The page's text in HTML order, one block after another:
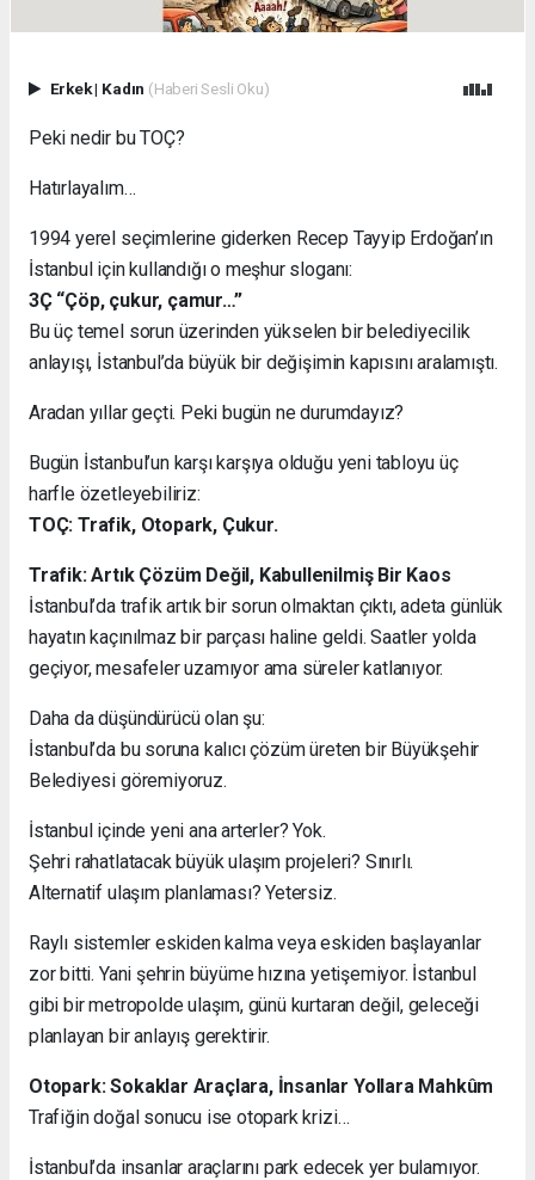
Erkek| Kadın (Haberi Sesli Oku)
Peki nedir bu TOÇ?
Hatırlayalım…
1994 yerel seçimlerine giderken Recep Tayyip Erdoğan’ın
İstanbul için kullandığı o meşhur sloganı:
3Ç “Çöp, çukur, çamur…”
Bu üç temel sorun üzerinden yükselen bir belediyecilik
anlayışı, İstanbul’da büyük bir değişimin kapısını aralamıştı.
Aradan yıllar geçti. Peki bugün ne durumdayız?
Bugün İstanbul’un karşı karşıya olduğu yeni tabloyu üç
harfle özetleyebiliriz:
TOÇ: Trafik, Otopark, Çukur.
Trafik: Artık Çözüm Değil, Kabullenilmiş Bir Kaos
İstanbul’da trafik artık bir sorun olmaktan çıktı, adeta günlük
hayatın kaçınılmaz bir parçası haline geldi. Saatler yolda
geçiyor, mesafeler uzamıyor ama süreler katlanıyor.
Daha da düşündürücü olan şu:
İstanbul’da bu soruna kalıcı çözüm üreten bir Büyükşehir
Belediyesi göremiyoruz.
İstanbul içinde yeni ana arterler? Yok.
Şehri rahatlatacak büyük ulaşım projeleri? Sınırlı.
Alternatif ulaşım planlaması? Yetersiz.
Raylı sistemler eskiden kalma veya eskiden başlayanlar
zor bitti. Yani şehrin büyüme hızına yetişemiyor. İstanbul
gibi bir metropolde ulaşım, günü kurtaran değil, geleceği
planlayan bir anlayış gerektirir.
Otopark: Sokaklar Araçlara, İnsanlar Yollara Mahkûm
Trafiğin doğal sonucu ise otopark krizi…
İstanbul’da insanlar araçlarını park edecek yer bulamıyor.